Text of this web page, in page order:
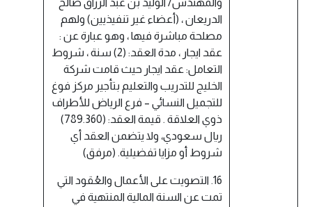
والمهندس/ الوليد بن عبد الرزاق صالح
الدريعان ، (أعضاء غير تنفيذيين) ولهم
مصلحة مباشرة فيها ، وهو عبارة عن :
عقد ايجار ، مدة العقد: (2) سنة ، شروط
التعامل: عقد ايجار حيث قامت شركة
الخليج للتدريب والتعليم بتأجير مركز فوغ
للتجميل النسائي – فرع الرياض للأطراف
ذوي العلاقة . قيمة العقد: (789.360)
ريال سعودي، ولا يتضمن العقد أي
شروط أو مزايا تفضيلية. (مرفق)
16. التصويت على الأعمال والعُقود التي
تمت عن السنة المالية المنتهية في